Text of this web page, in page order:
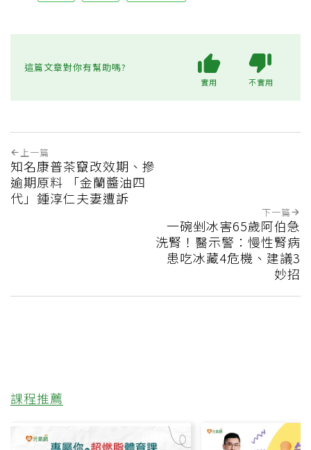
這篇文章對你有幫助嗎?
實用 不實用
上一篇
知名康普茶竄改效期、摻
逾期原料 「金蘭醬油四
代」鍾淳仁夫妻遭訴
下一篇
一碗剉冰害65歲阿伯急
洗腎！醫示警：慢性腎病
患吃冰藏4危機、建議3
妙招
課程推薦